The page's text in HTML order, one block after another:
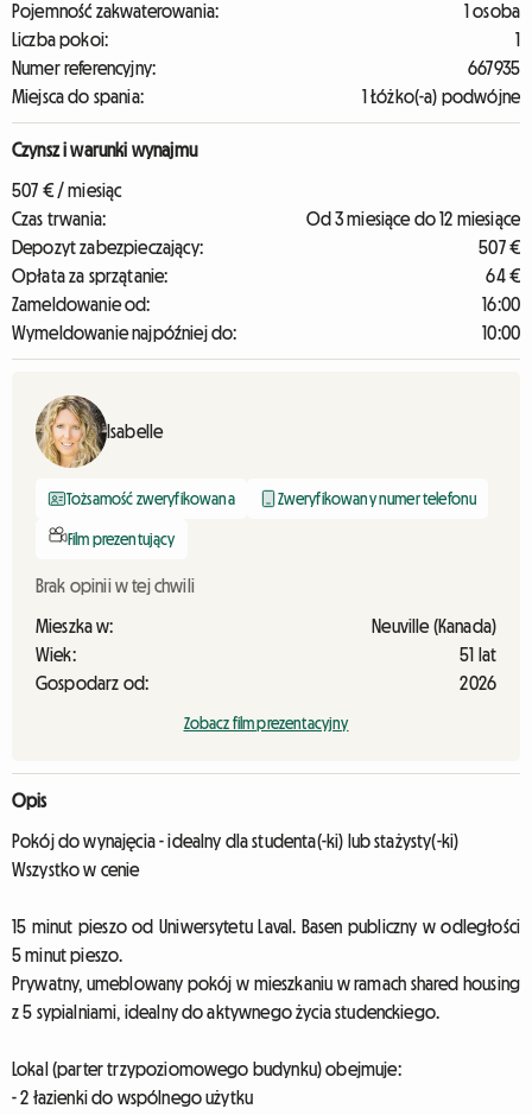
Pojemność zakwaterowania:
1 osoba
Liczba pokoi:
1
Numer referencyjny:
667935
Miejsca do spania:
1 Łóżko(-a) podwójne
Czynsz i warunki wynajmu
507 € / miesiąc
Czas trwania:
Od 3 miesiące do 12 miesiące
Depozyt zabezpieczający:
507 €
Opłata za sprzątanie:
64 €
Zameldowanie od:
16:00
Wymeldowanie najpóźniej do:
10:00
Isabelle
Tożsamość zweryfikowana Zweryfikowany numer telefonu
Film prezentujący
Brak opinii w tej chwili
Mieszka w:
Neuville (Kanada)
Wiek:
51 lat
Gospodarz od:
2026
Zobacz film prezentacyjny
Opis
Pokój do wynajęcia - idealny dla studenta(-ki) lub stażysty(-ki)
Wszystko w cenie
15 minut pieszo od Uniwersytetu Laval. Basen publiczny w odległości
5 minut pieszo.
Prywatny, umeblowany pokój w mieszkaniu w ramach shared housing
z 5 sypialniami, idealny do aktywnego życia studenckiego.
Lokal (parter trzypoziomowego budynku) obejmuje:
- 2 łazienki do wspólnego użytku